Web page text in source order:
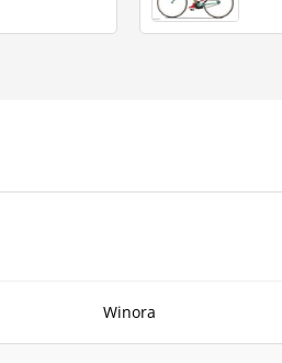
Winora